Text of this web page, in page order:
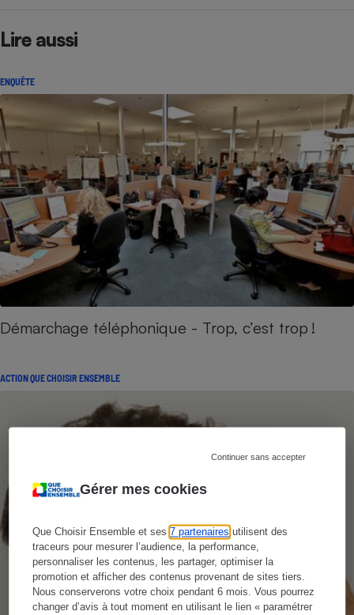
Gérer mes cookies
Que Choisir Ensemble et ses7 partenaires utilisent des
traceurs pour mesurer l’audience, la performance,
personnaliser les contenus, les partager, optimiser la
promotion et afficher des contenus provenant de sites tiers.
Nous conserverons votre choix pendant 6 mois. Vous pourrez
changer d’avis à tout moment en utilisant le lien « paramétrer
Continuer sans accepter
Lire aussi
ENQUÊTE
Démarchage téléphonique - Trop, c’est trop !
ACTION QUE CHOISIR ENSEMBLE